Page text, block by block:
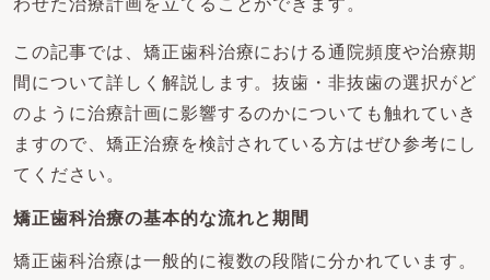
この記事では、矯正歯科治療における通院頻度や治療期
間について詳しく解説します。抜歯・非抜歯の選択がど
のように治療計画に影響するのかについても触れていき
ますので、矯正治療を検討されている方はぜひ参考にし
てください。
矯正歯科治療の基本的な流れと期間
矯正歯科治療は一般的に複数の段階に分かれています。